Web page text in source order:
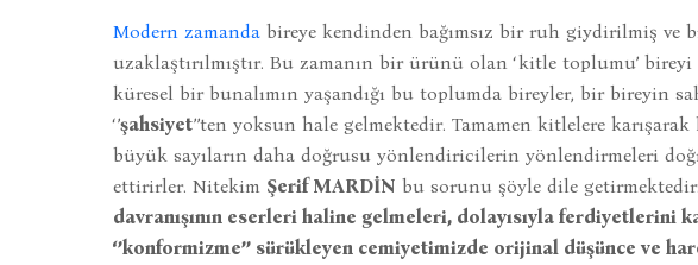
Modern zamandabireye kendinden bağımsız bir ruh giydirilmiş ve
uzaklaştırılmıştır. Bu zamanın bir ürünü olan ‘kitle toplumu’ bireyi
küresel bir bunalımın yaşandığı bu toplumda bireyler, bir bireyin
‘’şahsiyet’’ten yoksun hale gelmektedir. Tamamen kitlelere
büyük sayıların daha doğrusu yönlendiricilerin yönlendirmeleri
ettirirler. Nitekim Şerif MARDİN bu sorunu şöyle dile getirmektedir:
davranışının eserleri haline gelmeleri, dolayısıyla ferdiyetlerini
‘’konformizme’’ sürükleyen cemiyetimizde orijinal düşünce ve